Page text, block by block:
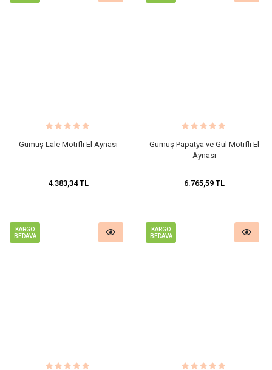
Gümüş Lale Motifli El Aynası
4.383,34 TL
Gümüş Papatya ve Gül Motifli El
Aynası
6.765,59 TL
KARGO
BEDAVA
KARGO
BEDAVA